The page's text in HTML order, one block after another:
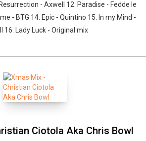
- Axwell 12. Paradise - Fedde le
- BTG 14. Epic - Quintino 15. In my Mind -
16. Lady Luck - Original mix
Ciotola Aka Chris Bowl